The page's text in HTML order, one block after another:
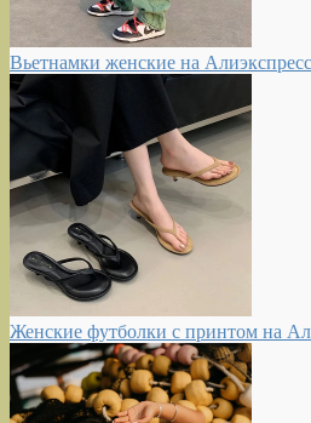
Вьетнамки женские на Алиэкспресс
Женские футболки с принтом на